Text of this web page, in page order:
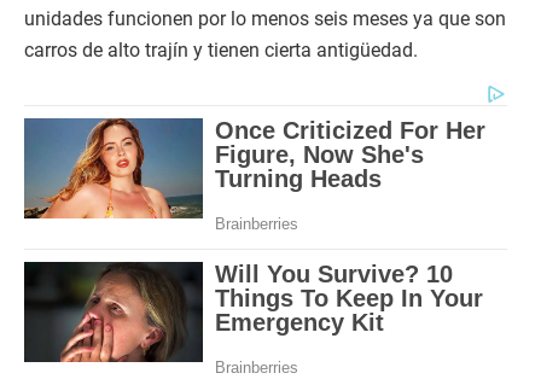
unidades funcionen por lo menos seis meses ya que son
carros de alto trajín y tienen cierta antigüedad.